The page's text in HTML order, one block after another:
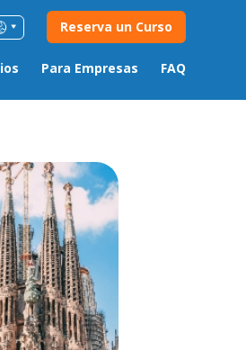
Para Empresas FAQ
Reserva un Curso